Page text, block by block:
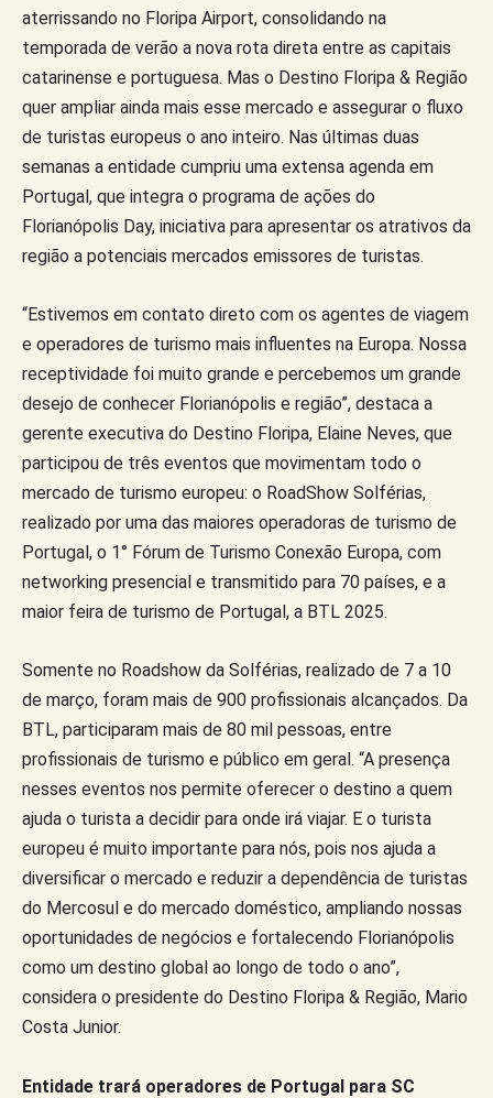
aterrissando no Floripa Airport, consolidando na
temporada de verão a nova rota direta entre as capitais
catarinense e portuguesa. Mas o Destino Floripa & Região
quer ampliar ainda mais esse mercado e assegurar o fluxo
de turistas europeus o ano inteiro. Nas últimas duas
semanas a entidade cumpriu uma extensa agenda em
Portugal, que integra o programa de ações do
Florianópolis Day, iniciativa para apresentar os atrativos da
região a potenciais mercados emissores de turistas.
“Estivemos em contato direto com os agentes de viagem
e operadores de turismo mais influentes na Europa. Nossa
receptividade foi muito grande e percebemos um grande
desejo de conhecer Florianópolis e região”, destaca a
gerente executiva do Destino Floripa, Elaine Neves, que
participou de três eventos que movimentam todo o
mercado de turismo europeu: o RoadShow Solférias,
realizado por uma das maiores operadoras de turismo de
Portugal, o 1° Fórum de Turismo Conexão Europa, com
networking presencial e transmitido para 70 países, e a
maior feira de turismo de Portugal, a BTL 2025.
Somente no Roadshow da Solférias, realizado de 7 a 10
de março, foram mais de 900 profissionais alcançados. Da
BTL, participaram mais de 80 mil pessoas, entre
profissionais de turismo e público em geral. “A presença
nesses eventos nos permite oferecer o destino a quem
ajuda o turista a decidir para onde irá viajar. E o turista
europeu é muito importante para nós, pois nos ajuda a
diversificar o mercado e reduzir a dependência de turistas
do Mercosul e do mercado doméstico, ampliando nossas
oportunidades de negócios e fortalecendo Florianópolis
como um destino global ao longo de todo o ano”,
considera o presidente do Destino Floripa & Região, Mario
Costa Junior.
Entidade trará operadores de Portugal para SC